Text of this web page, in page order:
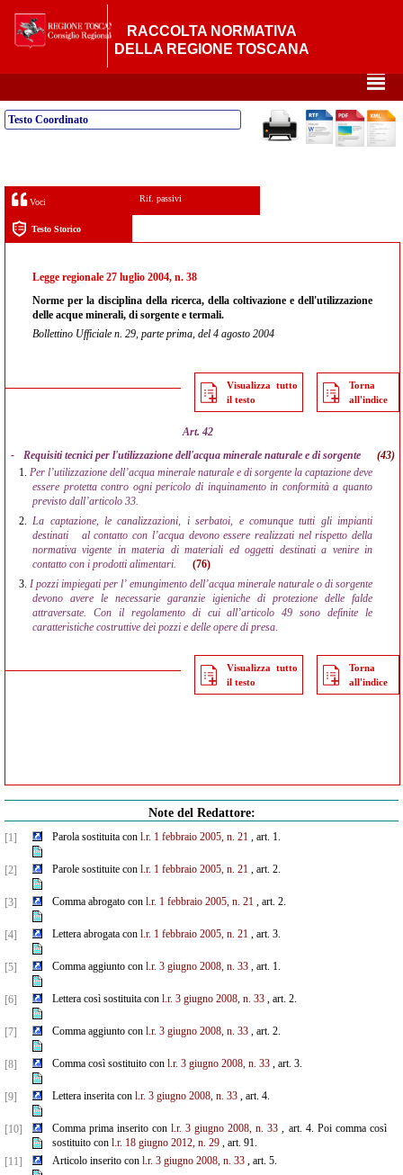
RACCOLTA NORMATIVA
DELLA REGIONE TOSCANA
²
Testo Coordinato
Voci Rif. passivi
Testo Storico
Legge regionale 27 luglio 2004, n. 38
Norme per la disciplina della ricerca, della coltivazione e dell'utilizzazione
delle acque minerali, di sorgente e termali.
Bollettino Ufficiale n. 29, parte prima, del 4 agosto 2004
Visualizza tutto
il testo
Torna
all'indice
Art. 42
-
Requisiti tecnici per l'utilizzazione dell'acqua minerale naturale e di sorgente
(43)
1. Per l’utilizzazione dell’acqua minerale naturale e di sorgente la captazione deve
essere protetta contro ogni pericolo di inquinamento in conformità a quanto
previsto dall’articolo 33.
2. La captazione, le canalizzazioni, i serbatoi, e comunque tutti gli impianti
destinati
al contatto con l’acqua devono essere realizzati nel rispetto della
normativa vigente in materia di materiali ed oggetti destinati a venire in
contatto con i prodotti alimentari.
(76)
3.I pozzi impiegati per l’ emungimento dell’acqua minerale naturale o di sorgente
devono avere le necessarie garanzie igieniche di protezione delle falde
attraversate. Con il regolamento di cui all’articolo 49 sono definite le
caratteristiche costruttive dei pozzi e delle opere di presa.
Visualizza tutto
il testo
Torna
all'indice
Note del Redattore:
[1] Parola sostituita con l.r. 1 febbraio 2005, n. 21, art. 1.
[2] Parole sostituite con l.r. 1 febbraio 2005, n. 21, art. 2.
[3] Comma abrogato con l.r. 1 febbraio 2005, n. 21, art. 2.
[4] Lettera abrogata con l.r. 1 febbraio 2005, n. 21, art. 3.
[5] Comma aggiunto con l.r. 3 giugno 2008, n. 33, art. 1.
[6] Lettera così sostituita con l.r. 3 giugno 2008, n. 33, art. 2.
[7] Comma aggiunto con l.r. 3 giugno 2008, n. 33, art. 2.
[8] Comma così sostituito con l.r. 3 giugno 2008, n. 33, art. 3.
[9] Lettera inserita con l.r. 3 giugno 2008, n. 33, art. 4.
[10] Comma prima inserito con l.r. 3 giugno 2008, n. 33 , art. 4. Poi comma così
sostituito con l.r. 18 giugno 2012, n. 29, art. 91.
[11]
Articolo inserito con l.r. 3 giugno 2008, n. 33, art. 5.